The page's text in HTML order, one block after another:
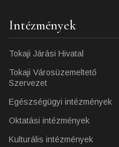
Intézmények
Tokaji Járási Hivatal
Tokaji Városüzemeltető
Szervezet
Egészségügyi intézmények
Oktatási intézmények
Kulturális intézmények